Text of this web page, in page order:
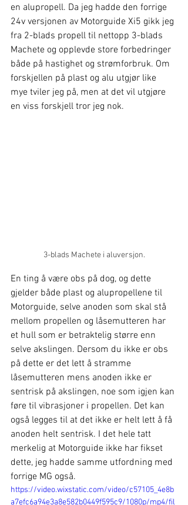
en alupropell. Da jeg hadde den forrige
24v versjonen av Motorguide Xi5 gikk jeg
fra 2-blads propell til nettopp 3-blads
Machete og opplevde store forbedringer
både på hastighet og strømforbruk. Om
forskjellen på plast og alu utgjør like
mye tviler jeg på, men at det vil utgjøre
en viss forskjell tror jeg nok.
3-blads Machete i aluversjon.
En ting å være obs på dog, og dette
gjelder både plast og alupropellene til
Motorguide, selve anoden som skal stå
mellom propellen og låsemutteren har
et hull som er betraktelig større enn
selve akslingen. Dersom du ikke er obs
på dette er det lett å stramme
låsemutteren mens anoden ikke er
sentrisk på akslingen, noe som igjen kan
føre til vibrasjoner i propellen. Det kan
også legges til at det ikke er helt lett å få
anoden helt sentrisk. I det hele tatt
merkelig at Motorguide ikke har fikset
dette, jeg hadde samme utfordning med
forrige MG også.
https://video.wixstatic.com/video/c57105_4e8b
a7efc6a94e3a8e582b0449f595c9/1080p/mp4/fil